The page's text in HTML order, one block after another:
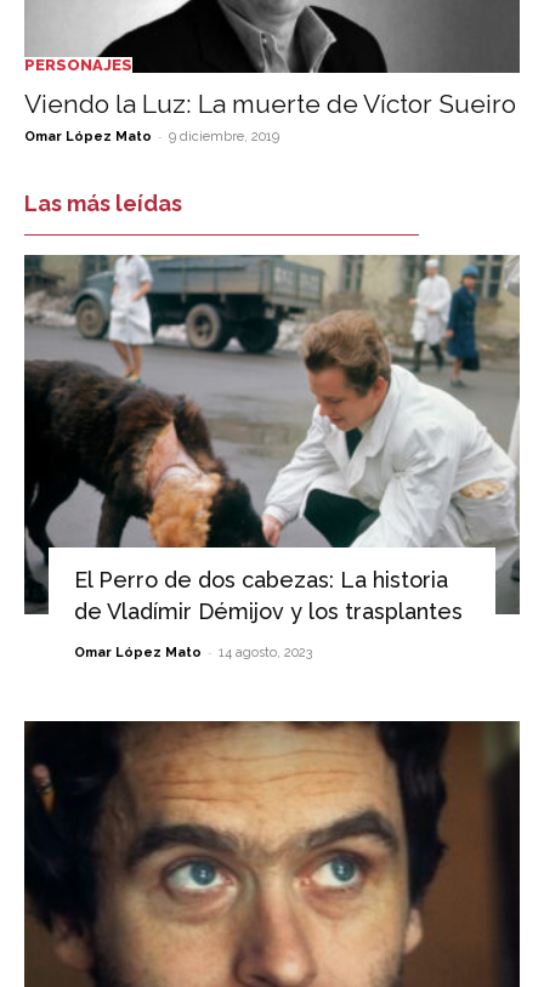
PERSONAJES
Viendo la Luz: La muerte de Víctor Sueiro
Omar López Mato - 9 diciembre, 2019
Las más leídas
El Perro de dos cabezas: La historia
de Vladímir Démijov y los trasplantes
Omar López Mato - 14 agosto, 2023